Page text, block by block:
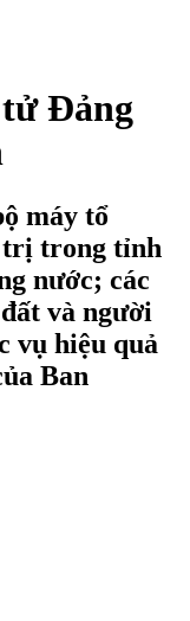
Đảng
máy tổ
trị trong tỉnh
nước; các
và người
vụ hiệu quả
Ban